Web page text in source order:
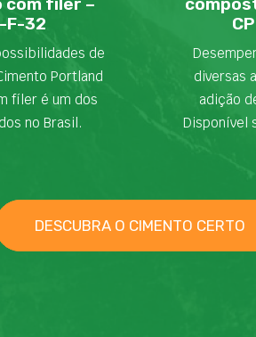
F-32
de
Portland
fíler é um dos
no Brasil.
diversas
adição
Disponível
DESCUBRA O CIMENTO CERTO